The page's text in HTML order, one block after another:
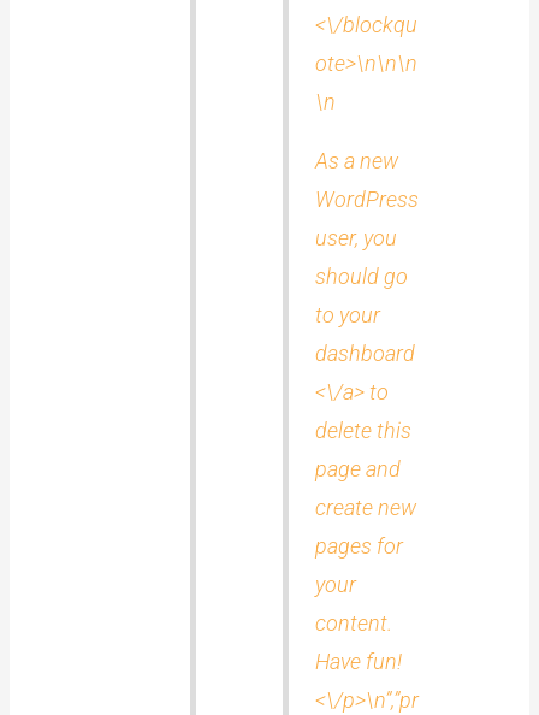
<\/blockqu
ote>\n\n\n
\n
As a new
WordPress
user, you
should go
to your
dashboard
<\/a> to
delete this
page and
create new
pages for
your
content.
Have fun!
<\/p>\n”,”pr